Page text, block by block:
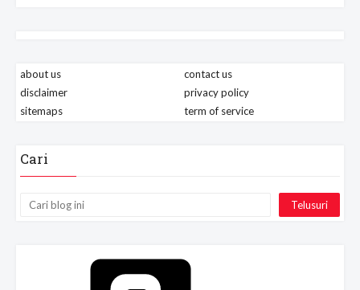
about us
contact us
disclaimer
privacy policy
sitemaps
term of service
Cari